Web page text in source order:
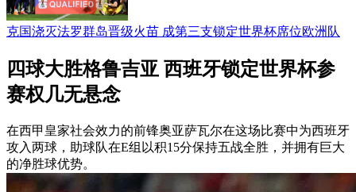
克国浇灭法罗群岛晋级火苗 成第三支锁定世界杯席位欧洲队
四球大胜格鲁吉亚 西班牙锁定世界杯参
赛权几无悬念
在西甲皇家社会效力的前锋奥亚萨瓦尔在这场比赛中为西班牙
攻入两球，助球队在E组以积15分保持五战全胜，并拥有巨大
的净胜球优势。